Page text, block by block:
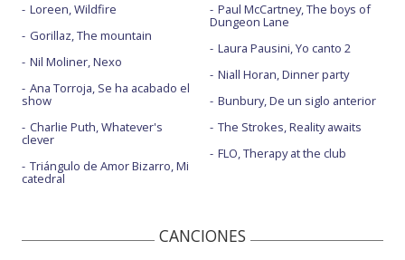
Loreen, Wildfire
Gorillaz, The mountain
Nil Moliner, Nexo
Ana Torroja, Se ha acabado el
show
Charlie Puth, Whatever's
clever
Triángulo de Amor Bizarro, Mi
catedral
Paul McCartney, The boys of
Dungeon Lane
Laura Pausini, Yo canto 2
Niall Horan, Dinner party
Bunbury, De un siglo anterior
The Strokes, Reality awaits
FLO, Therapy at the club
CANCIONES